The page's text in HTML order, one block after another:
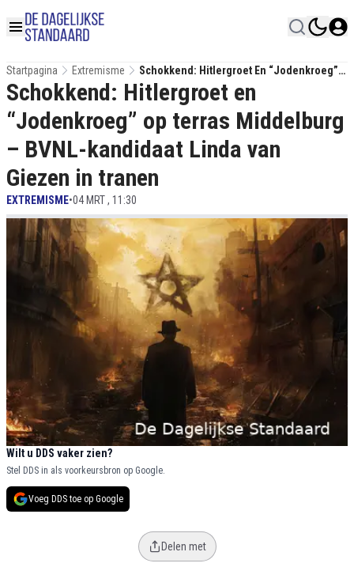
Startpagina Extremisme
Schokkend: Hitlergroet En “Jodenkroeg”
Op Terras Middelburg – BVNL-Kandidaat
Linda Van Giezen In Tranen
Schokkend: Hitlergroet en
“Jodenkroeg” op terras Middelburg
– BVNL-kandidaat Linda van
Giezen in tranen
EXTREMISME•04 MRT , 11:30
Wilt u DDS vaker zien?
Stel DDS in als voorkeursbron op Google.
Voeg DDS toe op Google
Delen met